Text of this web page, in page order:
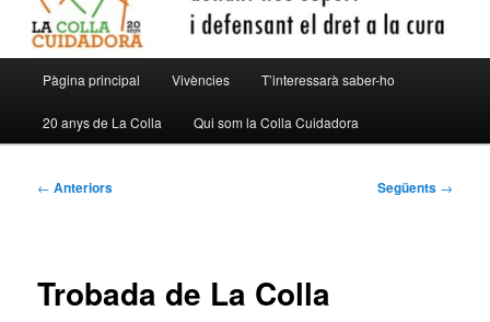
principal
Pàgina principal Vivències T’interessarà saber-ho
20 anys de La Colla Qui som la Colla Cuidadora
Navegació
← Anteriors Següents →
Trobada de La Colla